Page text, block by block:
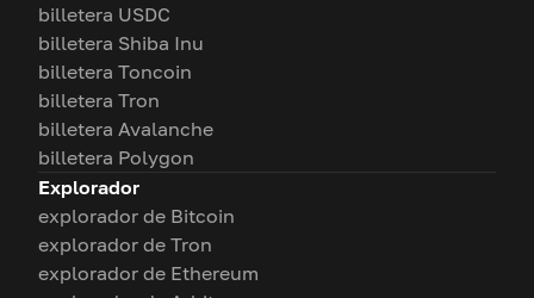
billetera USDC
billetera Shiba Inu
billetera Toncoin
billetera Tron
billetera Avalanche
billetera Polygon
Explorador
explorador de Bitcoin
explorador de Tron
explorador de Ethereum